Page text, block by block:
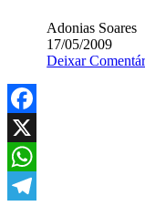
Adonias Soares
17/05/2009
Deixar
Facebook
X
WhatsApp